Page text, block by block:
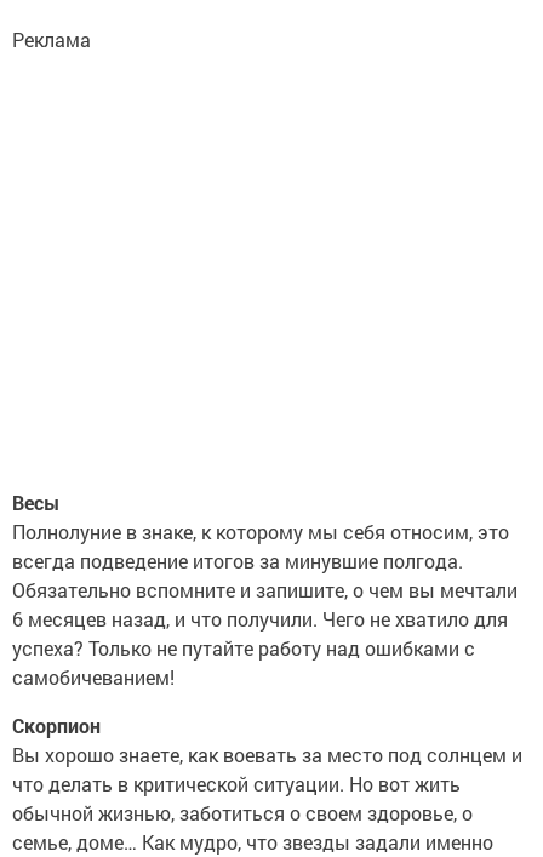
Реклама
Весы
Полнолуние в знаке, к которому мы себя относим, это
всегда подведение итогов за минувшие полгода.
Обязательно вспомните и запишите, о чем вы мечтали
6 месяцев назад, и что получили. Чего не хватило для
успеха? Только не путайте работу над ошибками с
самобичеванием!
Скорпион
Вы хорошо знаете, как воевать за место под солнцем и
что делать в критической ситуации. Но вот жить
обычной жизнью, заботиться о своем здоровье, о
семье, доме… Как мудро, что звезды задали именно